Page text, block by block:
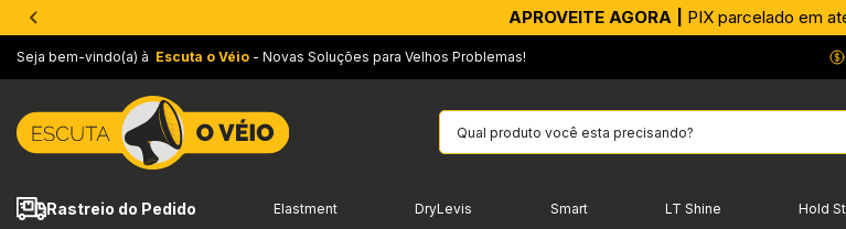
APROVEITE AGORA | PIX parcelado em
Seja bem-vindo(a) à Escuta o Véio - Novas Soluções para Velhos Problemas!
Rastreio do Pedido Elastment DryLevis Smart LT Shine Hold